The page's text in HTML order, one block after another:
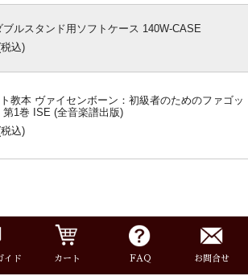
ブルスタンド用ソフトケース 140W-CASE
込)
教本 ヴァイセンボーン：初級者のためのファゴッ
第1巻 ISE (全音楽譜出版)
込)
イド カート FAQ お問合せ